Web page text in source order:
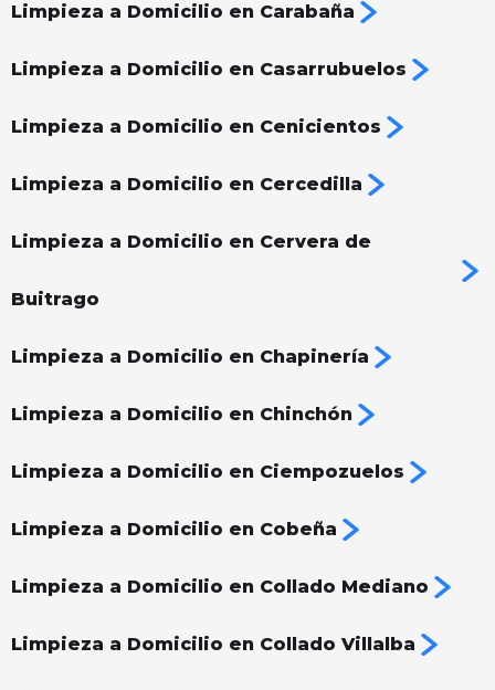
Limpieza a Domicilio en Carabaña
Limpieza a Domicilio en Casarrubuelos
Limpieza a Domicilio en Cenicientos
Limpieza a Domicilio en Cercedilla
Limpieza a Domicilio en Cervera de
Buitrago
Limpieza a Domicilio en Chapinería
Limpieza a Domicilio en Chinchón
Limpieza a Domicilio en Ciempozuelos
Limpieza a Domicilio en Cobeña
Limpieza a Domicilio en Collado Mediano
Limpieza a Domicilio en Collado Villalba